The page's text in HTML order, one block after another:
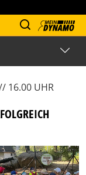
16.00 UHR